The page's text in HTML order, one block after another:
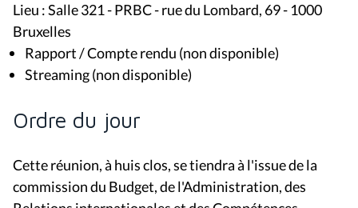
Lieu : Salle 321 - PRBC - rue du Lombard, 69 - 1000
Bruxelles
Rapport / Compte rendu (non disponible)
Streaming (non disponible)
Ordre du jour
Cette réunion, à huis clos, se tiendra à l'issue de la
commission du Budget, de l'Administration, des